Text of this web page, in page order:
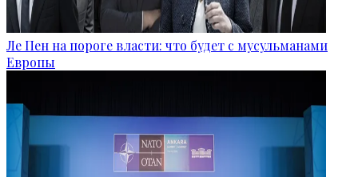
Ле Пен на пороге власти: что будет с мусульманами
Европы